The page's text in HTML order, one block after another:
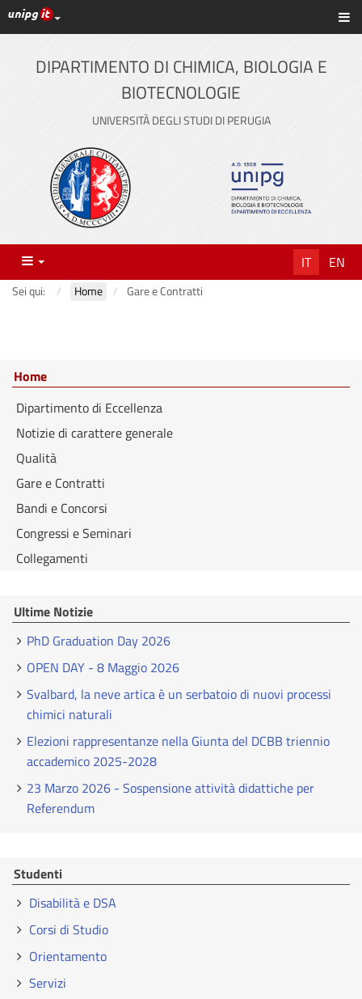
Vai
al
contenuto
principale
Link ai principali servizi web di Ateneo
DIPARTIMENTO DI CHIMICA, BIOLOGIA E
BIOTECNOLOGIE
UNIVERSITÀ DEGLI STUDI DI PERUGIA
Menu IT EN
Sei qui: Home Gare e Contratti
Home
Dipartimento di Eccellenza
Notizie di carattere generale
Qualità
Gare e Contratti
Bandi e Concorsi
Congressi e Seminari
Collegamenti
Ultime Notizie
PhD Graduation Day 2026
OPEN DAY - 8 Maggio 2026
Svalbard, la neve artica è un serbatoio di nuovi processi
chimici naturali
Elezioni rappresentanze nella Giunta del DCBB triennio
accademico 2025-2028
23 Marzo 2026 - Sospensione attività didattiche per
Referendum
Studenti
Disabilità e DSA
Corsi di Studio
Orientamento
Servizi